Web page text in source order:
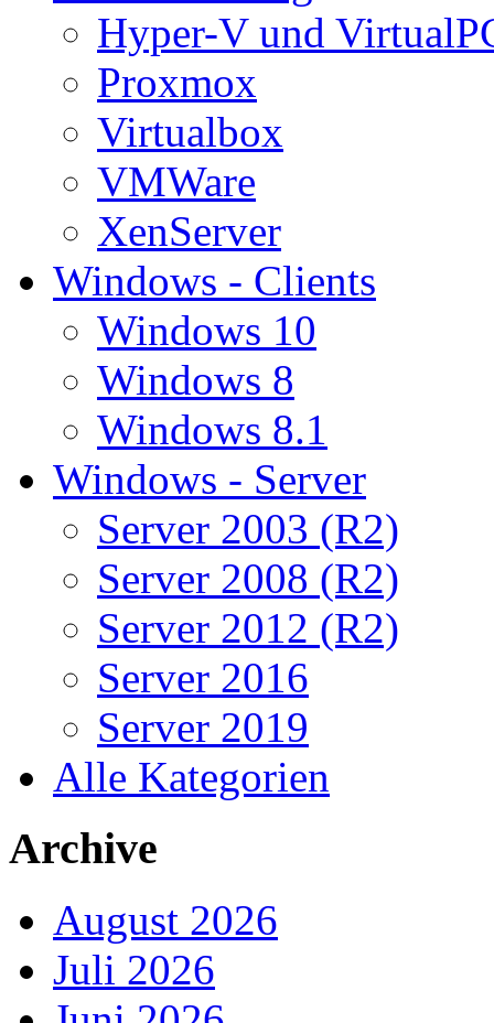
Hyper-V und
Proxmox
Virtualbox
VMWare
XenServer
Windows - Clients
Windows 10
Windows 8
Windows 8.1
Windows - Server
Server 2003 (R2)
Server 2008 (R2)
Server 2012 (R2)
Server 2016
Server 2019
Alle Kategorien
Archive
August 2026
Juli 2026